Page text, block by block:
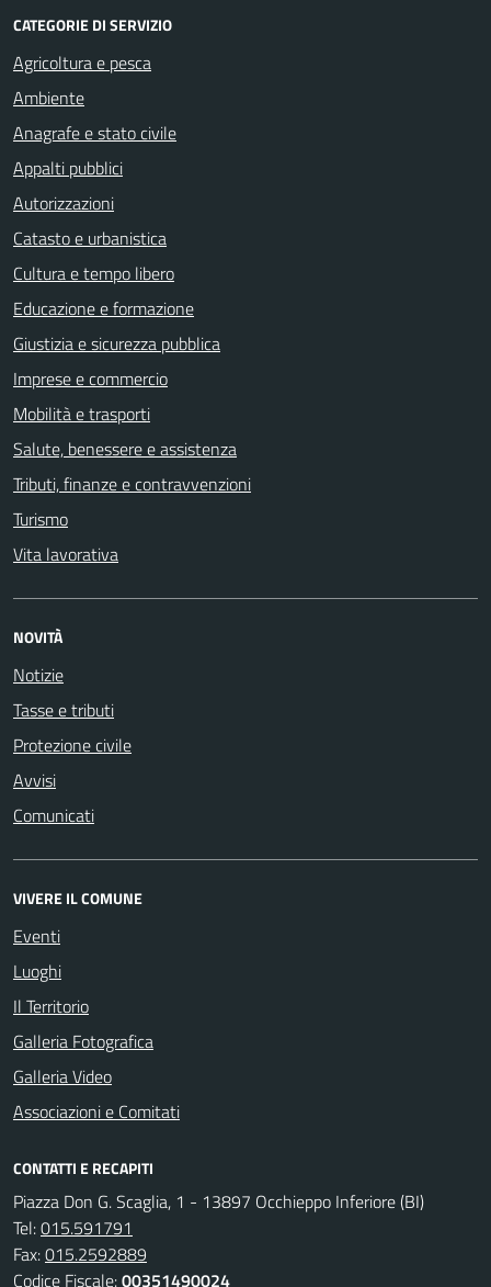
CATEGORIE DI SERVIZIO
Agricoltura e pesca
Ambiente
Anagrafe e stato civile
Appalti pubblici
Autorizzazioni
Catasto e urbanistica
Cultura e tempo libero
Educazione e formazione
Giustizia e sicurezza pubblica
Imprese e commercio
Mobilità e trasporti
Salute, benessere e assistenza
Tributi, finanze e contravvenzioni
Turismo
Vita lavorativa
NOVITÀ
Notizie
Tasse e tributi
Protezione civile
Avvisi
Comunicati
VIVERE IL COMUNE
Eventi
Luoghi
Il Territorio
Galleria Fotografica
Galleria Video
Associazioni e Comitati
CONTATTI E RECAPITI
Piazza Don G. Scaglia, 1 - 13897 Occhieppo Inferiore (BI)
Tel:015.591791
Fax:015.2592889
Codice Fiscale:00351490024